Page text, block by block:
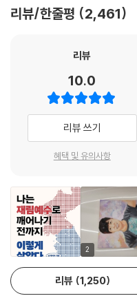
하루에 10만 원이 아니라 1,000
성공해서 책을 쓰는 것이 아니
그러나 그는 이제 180억 자산가
협)’를 운영한다. 과거 자신과
이 그가 하는 강의, 교육, 상담,
큼 극적인 인생 이야기가 이 책
고 실행한 절대 법칙, 1%의 성
저자의 삶에서 성공의 절대 법
를 보듯 이해할 수 있을 것이다.
새로운 삶으로 안내하는 7가지
1. 첫 번째 시크릿(Secret) -
과거에 연연하거나 미래를 두
야 한다. 이미 꿈을 이뤄 성공
있다. 못할 일은 없다. 심장을
면 가시밭에도 기꺼이 들어가라.
리뷰/한줄평 2,461
리뷰
10.0
리뷰 쓰기
혜택 및 유의사항
2
리뷰 1,250